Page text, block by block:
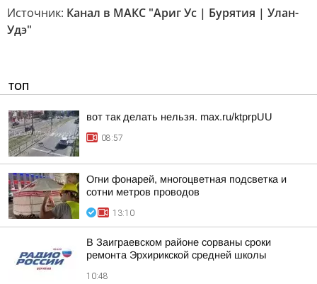
Источник: Канал в МАКС "Ариг Ус | Бурятия | Улан-
Удэ"
ТОП
вот так делать нельзя. max.ru/ktprpUU
08:57
Огни фонарей, многоцветная подсветка и
сотни метров проводов
13:10
В Заиграевском районе сорваны сроки
ремонта Эрхирикской средней школы
10:48